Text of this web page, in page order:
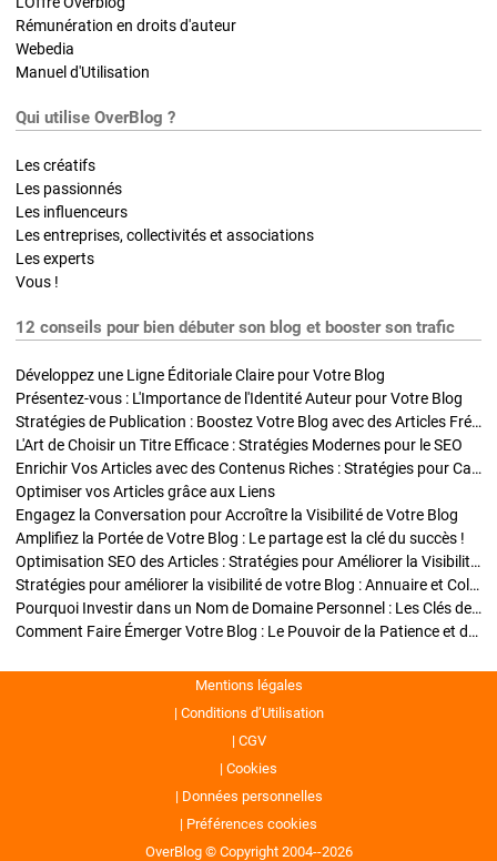
Rémunération en droits d'auteur
Webedia
Manuel d'Utilisation
Qui utilise OverBlog ?
Les créatifs
Les passionnés
Les influenceurs
Les entreprises, collectivités et associations
Les experts
Vous !
12 conseils pour bien débuter son blog et booster son trafic
Développez une Ligne Éditoriale Claire pour Votre Blog
Présentez-vous : L'Importance de l'Identité Auteur pour Votre Blog
Stratégies de Publication : Boostez Votre Blog avec des Articles Fréquents et Exclusifs
L'Art de Choisir un Titre Efficace : Stratégies Modernes pour le SEO
Enrichir Vos Articles avec des Contenus Riches : Stratégies pour Captiver et Optimiser
Optimiser vos Articles grâce aux Liens
Engagez la Conversation pour Accroître la Visibilité de Votre Blog
Amplifiez la Portée de Votre Blog : Le partage est la clé du succès !
Optimisation SEO des Articles : Stratégies pour Améliorer la Visibilité de Votre Blog
Stratégies pour améliorer la visibilité de votre Blog : Annuaire et Collaborations
Pourquoi Investir dans un Nom de Domaine Personnel : Les Clés de la Réussite de Votre Blog
Comment Faire Émerger Votre Blog : Le Pouvoir de la Patience et de la Persévérance
Mentions légales
Conditions d’Utilisation
CGV
Cookies
Données personnelles
Préférences cookies
OverBlog © Copyright 2004--2026